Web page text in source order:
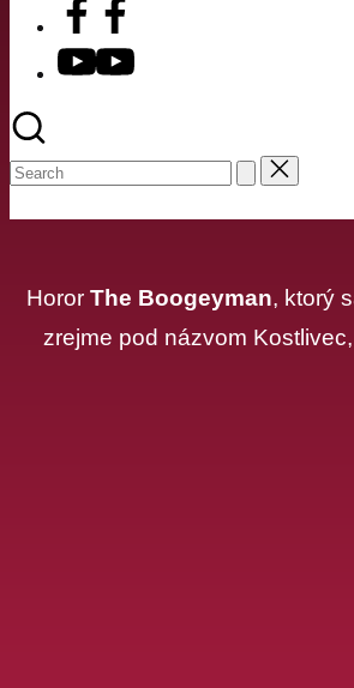
Horor The Boogeyman, ktorý
zrejme pod názvom